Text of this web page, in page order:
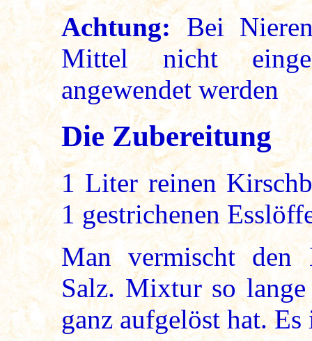
Achtung:Bei
Mittel nicht
angewendet werden
Die Zubereitung
1 Liter reinen
1 gestrichenen
Man vermischt den
Salz. Mixtur so
ganz aufgelöst hat.